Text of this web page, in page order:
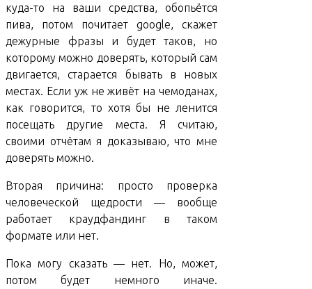
куда-то на ваши средства, обопьётся
пива, потом почитает google, скажет
дежурные фразы и будет таков, но
которому можно доверять, который сам
двигается, старается бывать в новых
местах. Если уж не живёт на чемоданах,
как говорится, то хотя бы не ленится
посещать другие места. Я считаю,
своими отчётам я доказываю, что мне
доверять можно.
Вторая причина: просто проверка
человеческой щедрости — вообще
работает краудфандинг в таком
формате или нет.
Пока могу сказать — нет. Но, может,
потом будет немного иначе.